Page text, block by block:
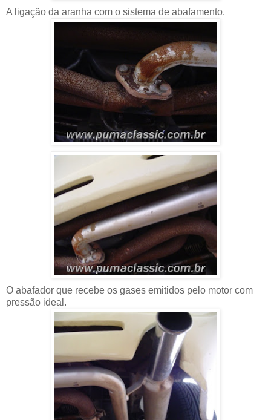
A ligação da aranha com o sistema de abafamento.
O abafador que recebe os gases emitidos pelo motor com
pressão ideal.